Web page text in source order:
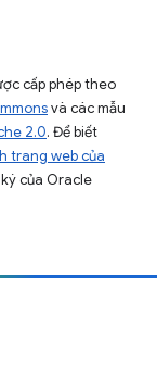
cấp phép theo
và các mẫu
2.0. Để biết
trang web của
của Oracle